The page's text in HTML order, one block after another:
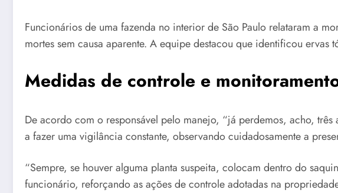
Funcionários de uma fazenda no interior de São Paulo relataram a
mortes sem causa aparente. A equipe destacou que identificou
Medidas de controle e
De acordo com o responsável pelo manejo, “já perdemos, acho,
a fazer uma vigilância constante, observando cuidadosamente a
“Sempre, se houver alguma planta suspeita, colocam dentro do
funcionário, reforçando as ações de controle adotadas na